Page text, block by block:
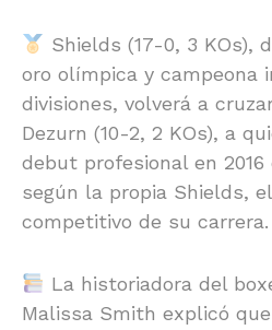
Shields (17-0, 3 KOs),
oro olímpica y campeona
divisiones, volverá a
Dezurn (10-2, 2 KOs), a
debut profesional en
según la propia Shields,
competitivo de su carrera.
La historiadora del
Malissa Smith explicó